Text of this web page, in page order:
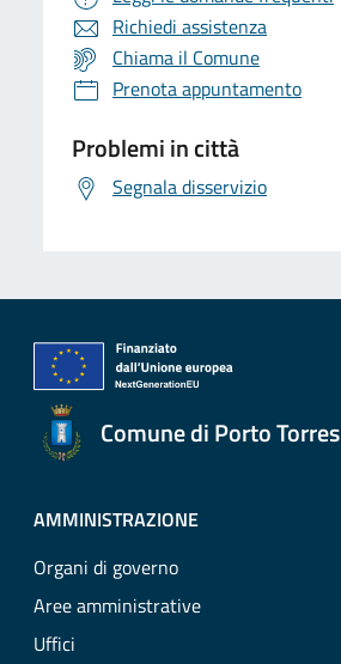
Richiedi assistenza
Chiama il Comune
Prenota appuntamento
Problemi in città
Segnala disservizio
Comune di Porto Torres
AMMINISTRAZIONE
Organi di governo
Aree amministrative
Uffici